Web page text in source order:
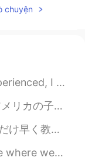
12:43
れを言って
12:39
からコミュ
分つまらな
chuyện
out of glimpsing a ti...
PB＆J」というのがある🥜🍓 名前がもう可愛い。 ...
強には感じないし、言葉を学んでると気がしない...
be only with nature by me